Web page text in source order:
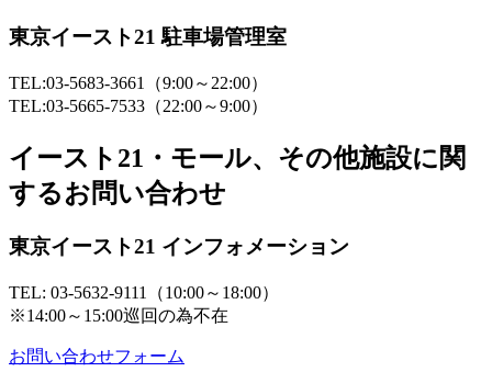
東京イースト21 駐車場管理室
TEL:03-5683-3661（9:00～22:00）
TEL:03-5665-7533（22:00～9:00）
イースト21・モール、その他施設に関
するお問い合わせ
東京イースト21 インフォメーション
TEL: 03-5632-9111（10:00～18:00）
※14:00～15:00巡回の為不在
お問い合わせフォーム